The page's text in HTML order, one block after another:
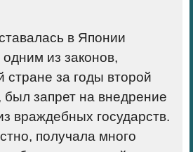
в Японии
из законов,
стране за годы второй
запрет на внедрение
враждебных государств.
получала много